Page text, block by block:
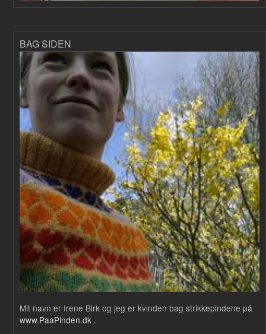
BAG SIDEN
Mit navn er Irene Birk og jeg er kvinden bag strikkepindene på
www.PaaPinden.dk .